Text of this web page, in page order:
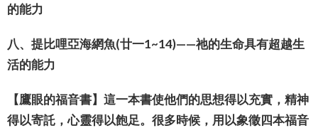
的能力
八、提比哩亞海網魚(廿一1~14)——祂的生命具有超越生
活的能力
【鷹眼的福音書】這一本書使他們的思想得以充實，精神
得以寄託，心靈得以飽足。很多時候，用以象徵四本福音